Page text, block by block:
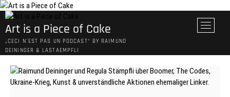
Skip
to
content
Art is a Piece of Cake
„CECI N´EST PAS UN PODCAST“ BY RAIMUND
DEININGER & LASTAEMPFLI
M
e
u
B
u